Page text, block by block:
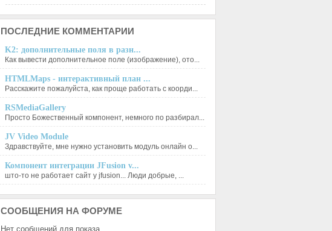
ПОСЛЕДНИЕ КОММЕНТАРИИ
K2: дополнительные поля в разн...
Как вывести дополнительное поле (изображение), ото...
HTMLMaps - интерактивный план ...
Расскажите пожалуйста, как проще работать с коорди...
RSMediaGallery
Просто Божественный компонент, немного по разбирал...
JV Video Module
Здравствуйте, мне нужно установить модуль онлайн о...
Компонент интеграции JFusion v...
што-то не работает сайт у jfusion... Люди добрые, ...
СООБЩЕНИЯ НА ФОРУМЕ
Нет сообщений для показа